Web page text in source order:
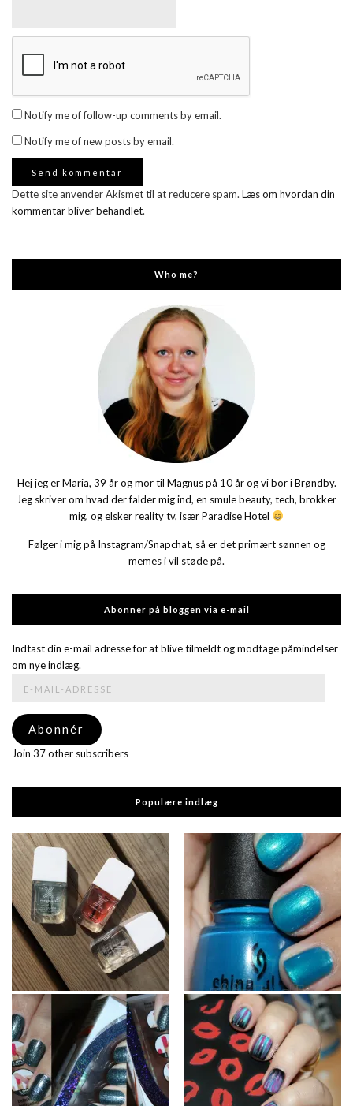
Notify me of follow-up comments by email.
Notify me of new posts by email.
Dette site anvender Akismet til at reducere spam. Læs om hvordan din
kommentar bliver behandlet.
Who me?
Hej jeg er Maria, 39 år og mor til Magnus på 10 år og vi bor i Brøndby.
Jeg skriver om hvad der falder mig ind, en smule beauty, tech, brokker
mig, og elsker reality tv, især Paradise Hotel
Følger i mig på Instagram/Snapchat, så er det primært sønnen og
memes i vil støde på.
Abonner på bloggen via e-mail
Indtast din e-mail adresse for at blive tilmeldt og modtage påmindelser
om nye indlæg.
adresse
Abonnér
Join 37 other subscribers
Populære indlæg